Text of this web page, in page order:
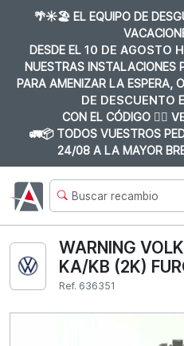
🌴☀️🏖️ EL EQUIPO DE
DESDE EL 10 DE AGOSTO
NUESTRAS INSTALACIONES
PARA AMENIZAR LA ESPERA,
DE DESCUENTO
CON EL CÓDIGO 👉🏼
🚛📦 TODOS VUESTROS
24/08 A LA MAYOR
WARNING
KA/KB (2K)
Ref. 636351